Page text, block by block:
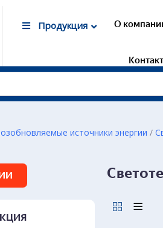
Продукция О
источники энергии /